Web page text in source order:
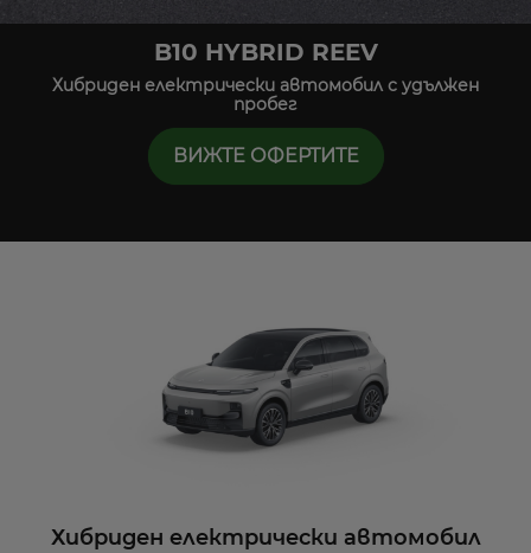
B10 HYBRID REEV
Хибриден електрически автомобил с удължен
пробег
ВИЖТЕ ОФЕРТИТЕ
Хибриден електрически автомобил